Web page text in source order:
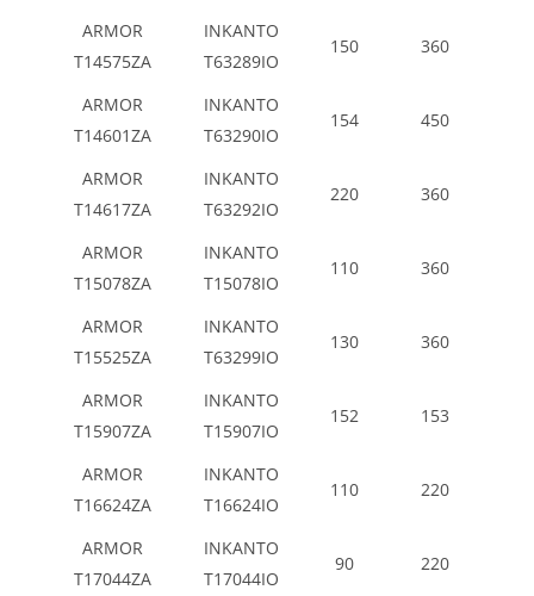
ARMOR
T14575ZA
INKANTO
T63289IO
150 360
ARMOR
T14601ZA
INKANTO
T63290IO
154 450
ARMOR
T14617ZA
INKANTO
T63292IO
220 360
ARMOR
T15078ZA
INKANTO
T15078IO
110 360
ARMOR
T15525ZA
INKANTO
T63299IO
130 360
ARMOR
T15907ZA
INKANTO
T15907IO
152 153
ARMOR
T16624ZA
INKANTO
T16624IO
110 220
ARMOR
T17044ZA
INKANTO
T17044IO
90 220